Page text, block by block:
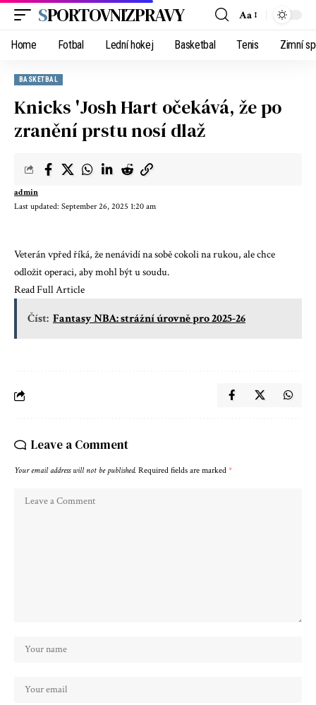
SPORTOVNIZPRAVY Aa
Home Fotbal Lední hokej Basketbal Tenis Zimní
BASKETBAL
Knicks 'Josh Hart očekává, že po
zranění prstu nosí dlaž
Last updated: September 26, 2025 1:20 am
admin
Veterán vpřed říká, že nenávidí na sobě cokoli na rukou, ale chce
odložit operaci, aby mohl být u soudu.
Read Full Article
Číst: Fantasy NBA: strážní úrovně pro 2025-26
Leave a Comment
Your email address will not be published. Required fields are marked *